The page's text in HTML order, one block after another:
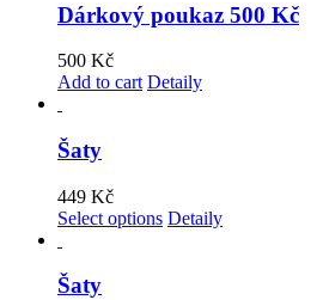
Dárkový poukaz 500 Kč
500 Kč
Add to cart Detaily
Šaty
449 Kč
Select options Detaily
Šaty